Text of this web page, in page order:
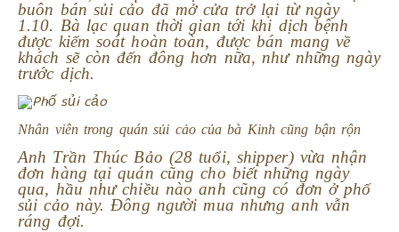
buôn bán sủi cảo đã mở cửa trở lại từ ngày
1.10. Bà lạc quan thời gian tới khi dịch bệnh
được kiểm soát hoàn toàn, được bán mang về
khách sẽ còn đến đông hơn nữa, như những ngày
trước dịch.
Nhân viên trong quán sủi cảo của bà Kinh cũng bận rộn
Anh Trần Thúc Bảo (28 tuổi, shipper) vừa nhận
đơn hàng tại quán cũng cho biết những ngày
qua, hầu như chiều nào anh cũng có đơn ở phố
sủi cảo này. Đông người mua nhưng anh vẫn
ráng đợi.